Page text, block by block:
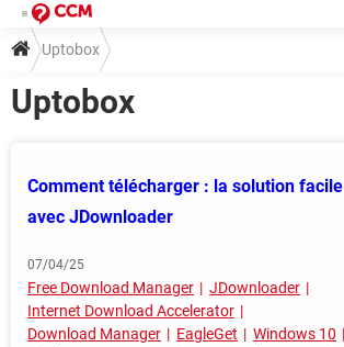
Uptobox
Uptobox
Comment télécharger : la solution facile
avec JDownloader
07/04/25
Free Download Manager
JDownloader
Internet Download Accelerator
Download Manager
EagleGet
Windows 10